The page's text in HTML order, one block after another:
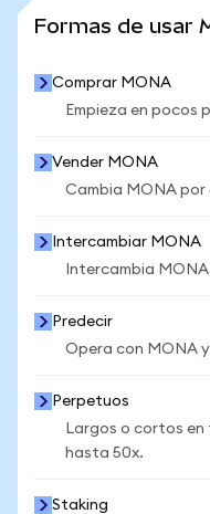
Formas de usar
Comprar MONA
Empieza en pocos
Vender MONA
Cambia MONA
Intercambiar MONA
Intercambia
Predecir
Opera con MONA
Perpetuos
Largos o cortos
hasta 50x.
Staking